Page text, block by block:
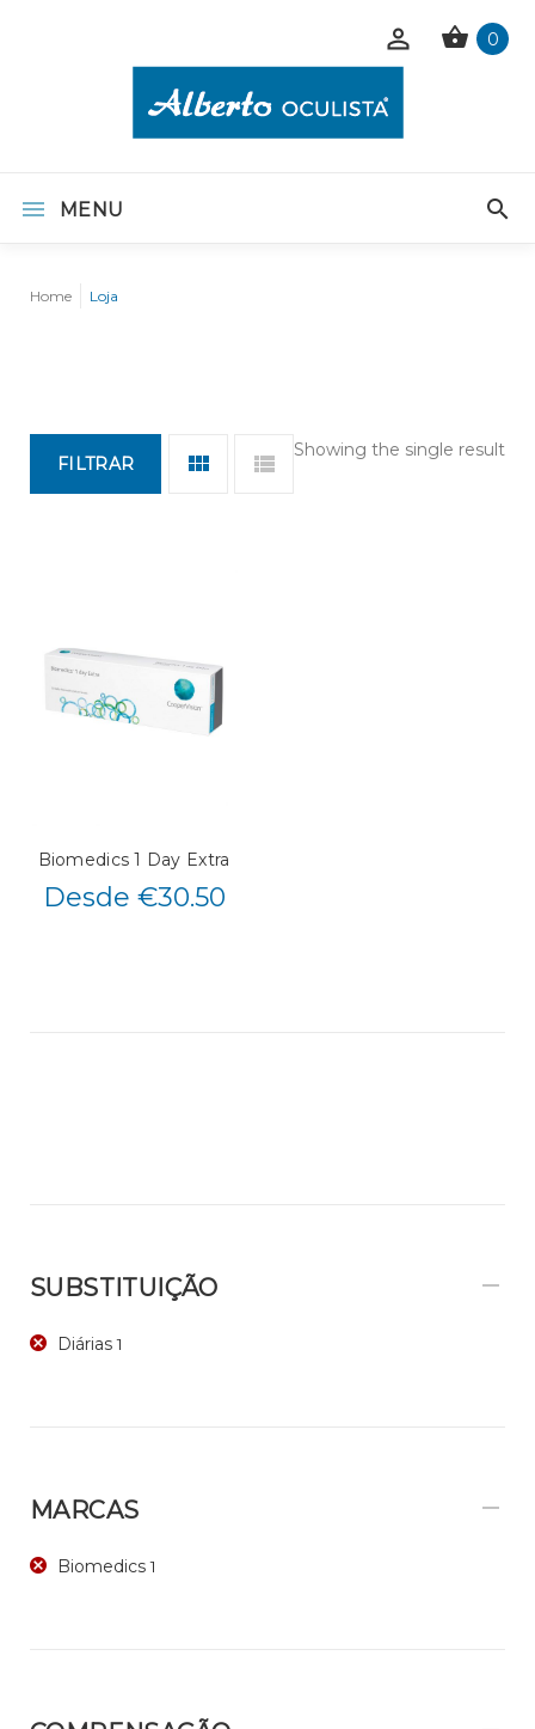
0
MENU
Home Loja
Showing the single result
FILTRAR
Biomedics 1 Day Extra
Desde €30.50
SUBSTITUIÇÃO
Diárias 1
MARCAS
Biomedics 1